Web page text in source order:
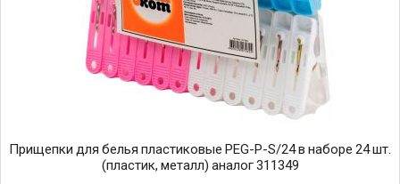
Прищепки для белья пластиковые PEG-P-S/24 в наборе 24 шт.
(пластик, металл) аналог 311349